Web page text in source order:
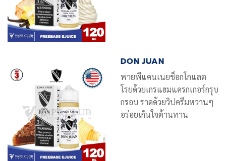
DON JUAN
พายพีแคนเนยช็อกโกแลต
โรยด้วยเกรแฮมแครกเกอร์กรุบ
กรอบ ราดด้วยวิปครีมหวานๆ
อร่อยเกินใจต้านทาน